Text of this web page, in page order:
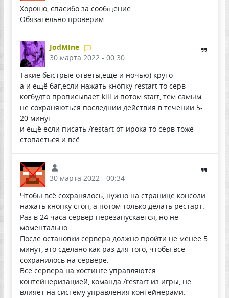
Хорошо, спасибо за сообщение.
Обязательно проверим.
JodMIne
30 марта 2022 - 00:30
Такие быстрые ответы,ещё и ночью) круто
а и ещё баг,если нажать кнопку restart то серв
когбудто прописывает kill и потом start, тем самым
не сохраняються последнии действия в течении 5-
20 минут
и ещё если писать /restart от ирока то серв тоже
стопаеться и всё
30 марта 2022 - 00:34
Чтобы всё сохранялось, нужно на странице консоли
нажать кнопку стоп, а потом только делать рестарт.
Раз в 24 часа сервер перезапускается, но не
моментально.
После остановки сервера должно пройти не менее 5
минут, это сделано как раз для того, чтобы всё
сохранилось на сервере.
Все сервера на хостинге управляются
контейнеризацией, команда /restart из игры, не
влияет на систему управления контейнерами.